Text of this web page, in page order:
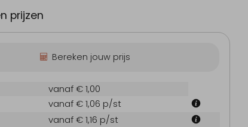
Inlegkaart
prijzen
Bereken jouw prijs
vanaf € 1,00
vanaf € 1,06 p/st
vanaf € 1,16 p/st